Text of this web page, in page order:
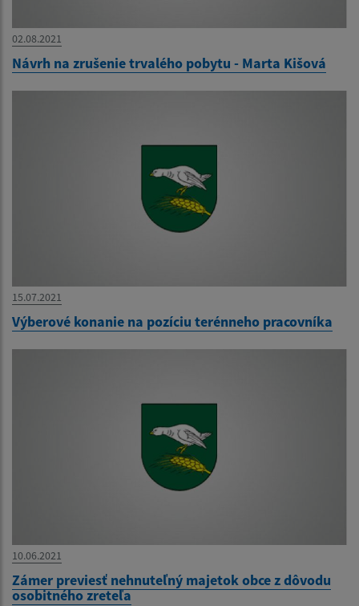
02.08.2021
Návrh na zrušenie trvalého pobytu - Marta Kišová
15.07.2021
Výberové konanie na pozíciu terénneho pracovníka
10.06.2021
Zámer previesť nehnuteľný majetok obce z dôvodu
osobitného zreteľa